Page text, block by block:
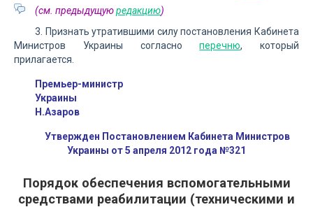
(см. предыдущуюредакцию)
3. Признать утратившими силу постановления Кабинета
Министров Украины согласноперечню, который
прилагается.
Премьер-министр
Украины
Н.Азаров
Утвержден Постановлением Кабинета Министров
Украины от 5 апреля 2012 года №321
Порядок обеспечения вспомогательными
средствами реабилитации (техническими и